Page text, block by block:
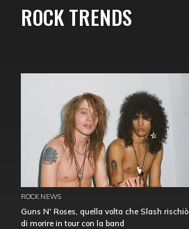
ROCK TRENDS
ROCK NEWS
Guns N' Roses, quella volta che Slash rischiò
di morire in tour con la band